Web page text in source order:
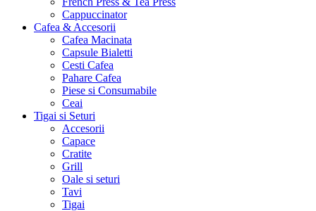
Cappuccinator
Cafea & Accesorii
Cafea Macinata
Capsule Bialetti
Cesti Cafea
Pahare Cafea
Piese si Consumabile
Ceai
Tigai si Seturi
Accesorii
Capace
Cratite
Grill
Oale si seturi
Tavi
Tigai